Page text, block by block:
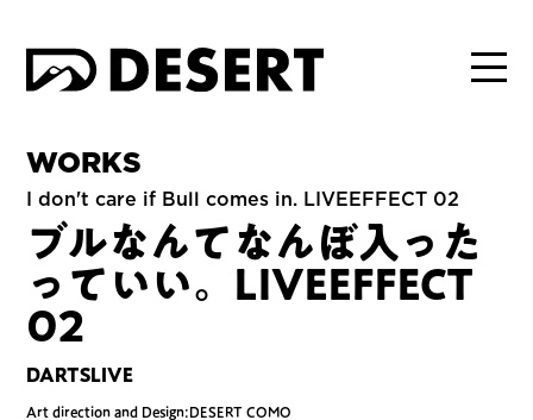
WORKS
I don't care if Bull comes in. LIVEEFFECT 02
ブルなんてなんぼ入った
っていい。LIVEEFFECT
02
DARTSLIVE
Art direction and Design:DESERT COMO